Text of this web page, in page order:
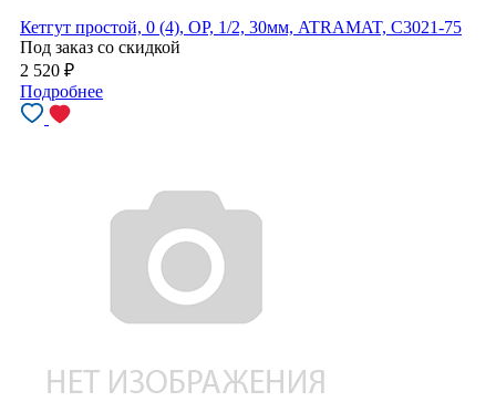
Кетгут простой, 0 (4), ОР, 1/2, 30мм, ATRAMAT, C3021-75
Под заказ со скидкой
2 520 ₽
Подробнее